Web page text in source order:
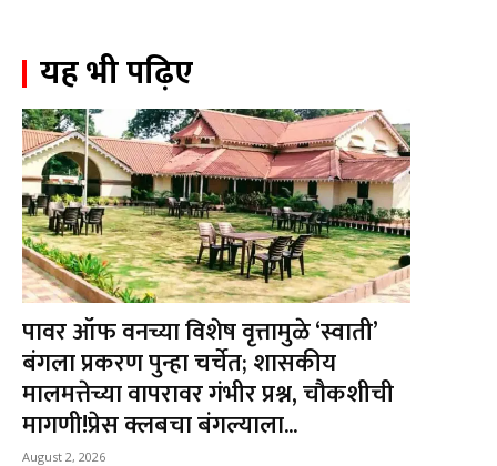
यह भी पढ़िए
पावर ऑफ वनच्या विशेष वृत्तामुळे ‘स्वाती’
बंगला प्रकरण पुन्हा चर्चेत; शासकीय
मालमत्तेच्या वापरावर गंभीर प्रश्न, चौकशीची
मागणी!प्रेस क्लबचा बंगल्याला...
August 2, 2026